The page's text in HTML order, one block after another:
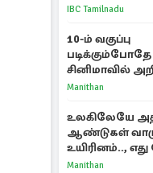
IBC Tamilnadu
10-ம் வகுப்பு
படிக்கும்போதே
சினிமாவில்
த்ரிஷா!
காந்தி
Manithan
உலகிலேயே
ஆண்டுகள்
உயிரினம்.., எது
Manithan